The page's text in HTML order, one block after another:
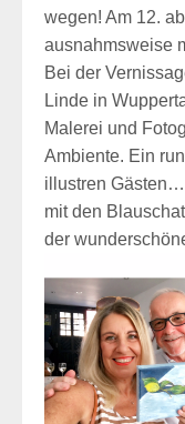
wegen! Am 12.
ausnahmsweise
Bei der
Linde in
Malerei und
Ambiente. Ein
illustren
mit den
der